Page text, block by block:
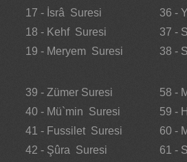
17 - İsrâ Suresi
18 - Kehf Suresi
19 - Meryem Suresi
36 -
37 -
38 -
39 - Zümer Suresi
40 - Mü`min Suresi
41 - Fussilet Suresi
42 - Şûra Suresi
58 -
59 -
60 -
61 -